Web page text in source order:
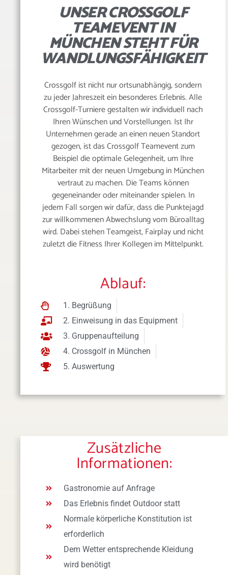
UNSER CROSSGOLF
TEAMEVENT IN
MÜNCHEN STEHT FÜR
WANDLUNGSFÄHIGKEIT
Crossgolf ist nicht nur ortsunabhängig, sondern
zu jeder Jahreszeit ein besonderes Erlebnis. Alle
Crossgolf-Turniere gestalten wir individuell nach
Ihren Wünschen und Vorstellungen. Ist Ihr
Unternehmen gerade an einen neuen Standort
gezogen, ist das Crossgolf Teamevent zum
Beispiel die optimale Gelegenheit, um Ihre
Mitarbeiter mit der neuen Umgebung in München
vertraut zu machen. Die Teams können
gegeneinander oder miteinander spielen. In
jedem Fall sorgen wir dafür, dass die Punktejagd
zur willkommenen Abwechslung vom Büroalltag
wird. Dabei stehen Teamgeist, Fairplay und nicht
zuletzt die Fitness Ihrer Kollegen im Mittelpunkt.
Ablauf:
1. Begrüßung
2. Einweisung in das Equipment
3. Gruppenaufteilung
4. Crossgolf in München
5. Auswertung
Zusätzliche
Informationen:
Gastronomie auf Anfrage
Das Erlebnis findet Outdoor statt
Normale körperliche Konstitution ist
erforderlich
Dem Wetter entsprechende Kleidung
wird benötigt